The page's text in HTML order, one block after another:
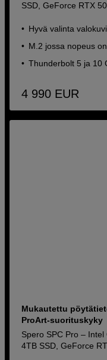
SSD, GeForce RTX
Hyvä valinta
M.2 jossa nopeus
Thunderbolt 5 ja 10
4 990 EUR
Mukautettu
ProArt-suorituskyky
Spero SPC Pro – Intel
4TB SSD, GeForce